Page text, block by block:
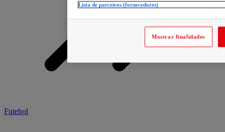
Futebol
Lista de parceiros (fornecedores)
Mostrar finalidades